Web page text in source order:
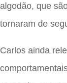
algodão, que
tornaram de
Carlos ainda